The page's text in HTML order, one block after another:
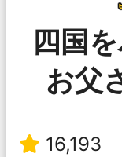
四国
お父
16,193